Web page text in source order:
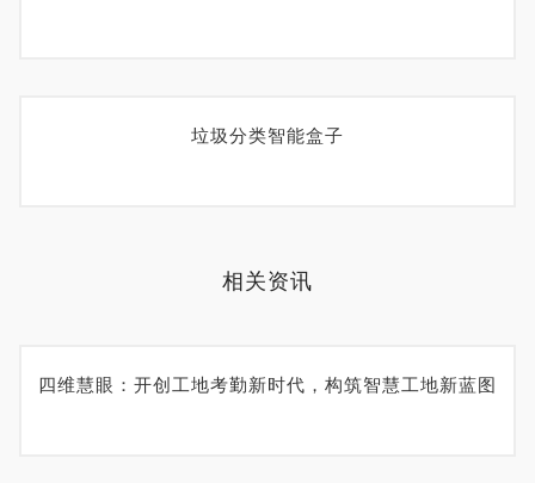
垃圾分类智能盒子
相关资讯
四维慧眼：开创工地考勤新时代，构筑智慧工地新蓝图